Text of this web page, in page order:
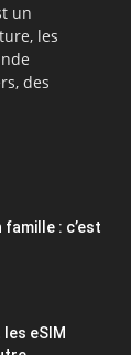
un
les
des
: c’est
eSIM